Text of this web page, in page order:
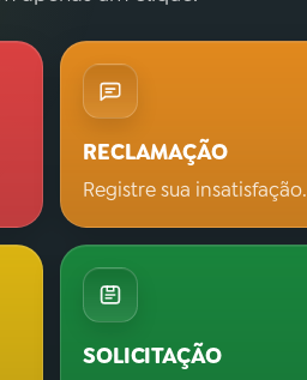
RECLAMAÇÃO
Registre sua insatisfação.
SOLICITAÇÃO